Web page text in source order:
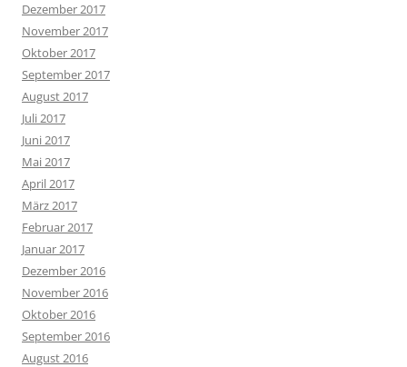
Dezember 2017
November 2017
Oktober 2017
September 2017
August 2017
Juli 2017
Juni 2017
Mai 2017
April 2017
März 2017
Februar 2017
Januar 2017
Dezember 2016
November 2016
Oktober 2016
September 2016
August 2016